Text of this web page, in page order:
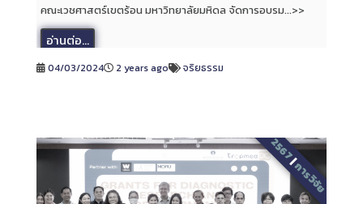
คณะเวชศาสตร์เขตร้อน มหาวิทยาลัยมหิดล จัดการอบรม...>>
อ่านต่อ...
04/03/2024 2 years ago จริยธรรม
2567
|
การวิจัย